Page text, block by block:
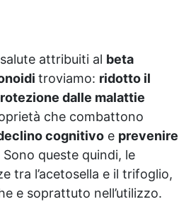
attribuiti al beta
troviamo: ridotto il
dalle malattie
che combattono
cognitivo e prevenire
Sono queste quindi, le
tra l’acetosella e il trifoglio,
e soprattuto nell’utilizzo.